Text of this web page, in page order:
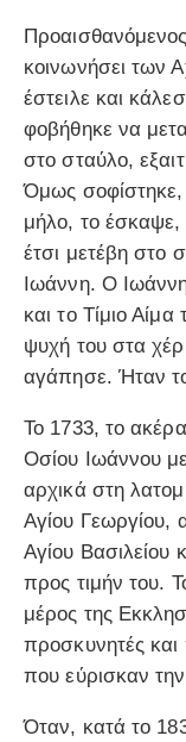
κοινωνήσει των
έστειλε και
φοβήθηκε να
στο σταύλο,
Όμως σοφίστηκε,
μήλο, το έσκαψε,
έτσι μετέβη στο
Ιωάννη. Ο
και το Τίμιο
ψυχή του στα
αγάπησε. Ήταν
Το 1733, το
Οσίου Ιωάννου
αρχικά στη
Αγίου Γεωργίου,
Αγίου Βασιλείου
προς τιμήν του.
μέρος της
προσκυνητές
που εύρισκαν
Όταν, κατά το